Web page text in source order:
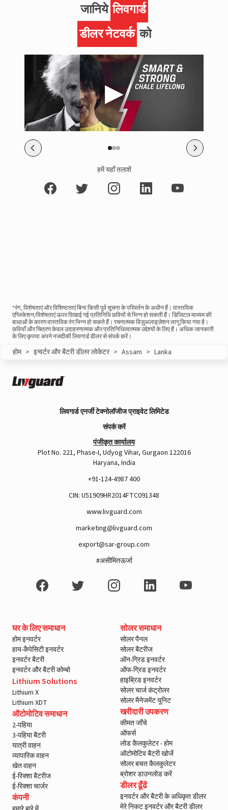
जानियेलिवगार्ड
डीलर नेटवर्क को
हमें यहाँ तलाशें
*रंग, विशेषताएं और विशिष्टताएं बिना किसी पूर्व सूचना के परिवर्तन के अधीन हैं। वास्तविक
एप्लिकेशन/विशेषताएं ऊपर दिखाई गई प्रतिनिधि छवियों से भिन्न हो सकती हैं। डिजिटल माध्यम की
बाधाओं के कारण वास्तविक रंग भिन्न हो सकते हैं। रचनात्मक विज़ुअलाइज़ेशन लागू किया गया है।
छवियाँ और चित्रण केवल उदाहरणात्मक और प्रतिनिधित्वात्मक उद्देश्यों के लिए हैं। अधिक जानकारी
के लिए कृपया अपने नजदीकी लिवगार्ड डीलर से संपर्क करें।
होम > इन्वर्टर और बैटरी डीलर लोकेटर > Assam > Lanka
लिवगार्ड एनर्जी टेक्नोलॉजीज प्राइवेट लिमिटेड
संपर्क करें
पंजीकृत कार्यालय
Plot No. 221, Phase-I, Udyog Vihar, Gurgaon 122016
Haryana, India
+91-124-4987 400
CIN: U51909HR2014FTC091348
www.livguard.com
marketing@livguard.com
export@sar-group.com
#असीमितऊर्जा
घर के लिए समाधान
होम इनवर्टर
हाय-कैपेसिटी इनवर्टर
इनवर्टर बैटरी
इनवर्टर और बैटरी कोम्बो
Lithium Solutions
Lithium X
Lithium XDT
ऑटोमोटिव समाधान
2-पहिया
3-पहिया बैटरी
यात्री वाहन
व्यापारिक वाहन
खेत वाहन
ई-रिक्शा बैटरीज
ई-रिक्शा चार्जर
कंपनी
सोलर समाधान
सोलर पैनल
सोलर बैटरीज
ऑन-ग्रिड इनवर्टर
ऑफ-ग्रिड इनवर्टर
हाइब्रिड इनवर्टर
सोलर चार्ज कंट्रोलर
सोलर मैनेजमेंट यूनिट
खरीदारी उपकरण
कीमत जाँचे
ऑफर्स
लोड कैलकुलेटर - होम
ऑटोमोटिव बैटरी खोजें
सोलर बचत कैलकुलेटर
ब्रोशर डाउनलोड करें
डीलर ढूँढें
इनवर्टर और बैटरी के अधिकृत डीलर
मेरे निकट इनवर्टर और बैटरी डीलर